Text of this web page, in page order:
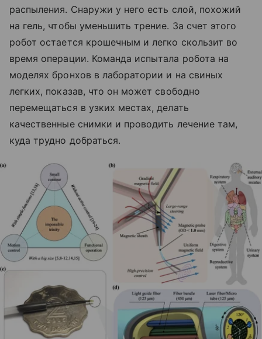
распыления. Снаружи у него есть слой, похожий
на гель, чтобы уменьшить трение. За счет этого
робот остается крошечным и легко скользит во
время операции. Команда испытала робота на
моделях бронхов в лаборатории и на свиных
легких, показав, что он может свободно
перемещаться в узких местах, делать
качественные снимки и проводить лечение там,
куда трудно добраться.